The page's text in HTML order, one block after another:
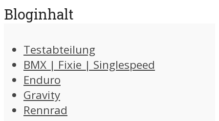
Bloginhalt
Testabteilung
BMX | Fixie | Singlespeed
Enduro
Gravity
Rennrad